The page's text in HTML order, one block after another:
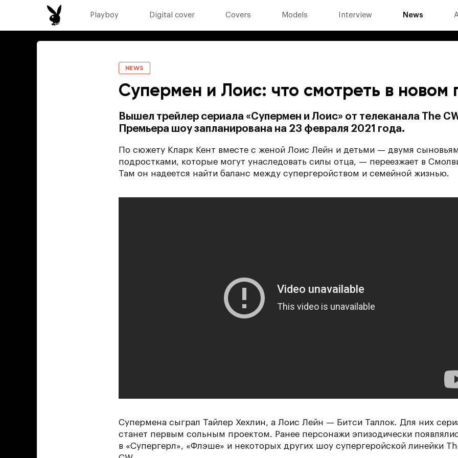
Playboy Digital cover Covers Models Interview News
NEWS
Супермен и Лоис: что смотреть в новом
Вышел трейлер сериала «Супермен и Лоис» от телеканала The
Премьера шоу запланирована на 23 февраля 2021 года.
По сюжету Кларк Кент вместе с женой Лоис Лейн и детьми — двумя
подростками, которые могут унаследовать силы отца, — переезжает в
Там он надеется найти баланс между супергеройством и семейной жизнью.
Супермена сыграл Тайлер Хехлин, а Лоис Лейн — Битси Таллок. Для них
станет первым сольным проектом. Ранее персонажи эпизодически
в «Супергерл», «Флэше» и некоторых других шоу супергеройской линейки